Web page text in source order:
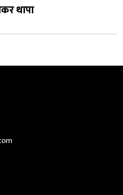
थापा